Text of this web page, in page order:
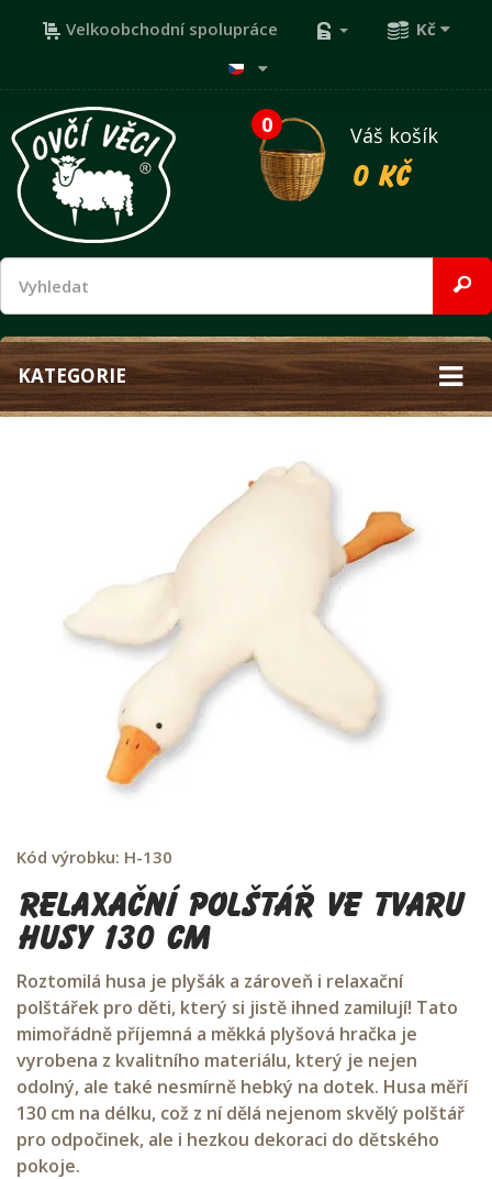
Velkoobchodní spolupráce Kč
0
Váš košík
0 Kč
KATEGORIE
Kód výrobku: H-130
Relaxační polštář ve tvaru
husy 130 cm
Roztomilá husa je plyšák a zároveň i relaxační
polštářek pro děti, který si jistě ihned zamilují! Tato
mimořádně příjemná a měkká plyšová hračka je
vyrobena z kvalitního materiálu, který je nejen
odolný, ale také nesmírně hebký na dotek. Husa měří
130 cm na délku, což z ní dělá nejenom skvělý polštář
pro odpočinek, ale i hezkou dekoraci do dětského
pokoje.